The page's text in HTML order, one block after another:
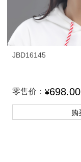
JBD16145
零售价： ¥698.00